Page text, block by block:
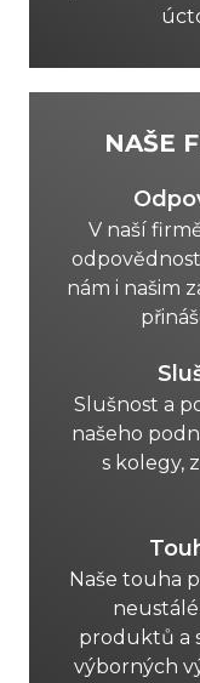
NAŠE
V naší
nám i našim
Slušnost a
našeho
s kolegy,
Naše touha
produktů a
výborných